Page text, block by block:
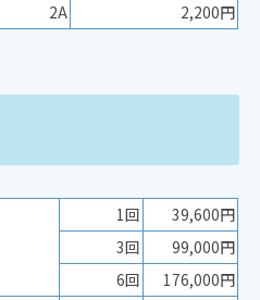
2A
2,200円
1回
39,600円
3回
99,000円
6回
176,000円